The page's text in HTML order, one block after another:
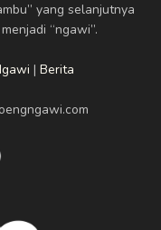
yang selanjutnya
“ngawi”.
| Berita